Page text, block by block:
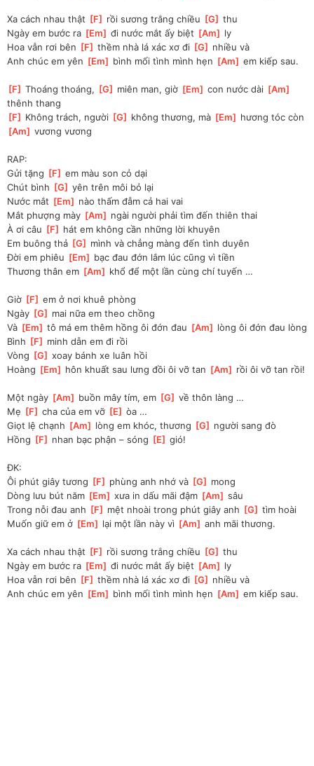
Xa cách nhau thật [F rồi sương trắng chiều [G ] thu
Ngày em bước ra [Em ] đi nước mắt ấy biệt [Am
ly
Hoa vẫn rơi bên [F ] thềm nhà lá xác xơ đi [G
nhiều và
Anh chúc em yên [Em bình mối tình mình hẹn [Am ] em kiếp sau.
[F ] Thoáng thoáng, [G miên man, giờ [Em ] con nước dài [Am
thênh thang
[F Không trách, người [G không thương, mà [Em hương tóc còn
Am
] vương vương
RAP:
Gửi tặng [F ] em màu son cỏ dại
Chút bình [G ] yên trên môi bỏ lại
Nước mắt [Em
nào thấm đẫm cả hai vai
Mắt phượng mày [Am
ngài người phải tìm đến thiên thai
À ơi câu [F
hát em không cần những lời khuyên
Em buông thả [G
mình và chẳng màng đến tình duyên
Đời em phiêu [Em
bạc đau đớn lắm lúc cũng vì tiền
Thương thân em [Am khổ để một lần cùng chí tuyến …
Giờ [F ] em ở nơi khuê phòng
Ngày [G
mai nữa em theo chồng
Và [Em ] tô má em thêm hồng ôi đớn đau [Am
lòng ôi đớn đau lòng
Bình [F
minh dẫn em đi rồi
Vòng [G ] xoay bánh xe luân hồi
Hoàng [Em hôn khuất sau lưng đồi ôi vỡ tan [Am rồi ôi vỡ tan rồi!
Một ngày [Am buồn mây tím, em [G ] về thôn làng …
Mẹ [F ] cha của em vỡ [E ] òa …
Giọt lệ chạnh [Am lòng em khóc, thương [G
người sang đò
Hồng [F nhan bạc phận – sóng [E ] gió!
ĐK:
Ôi phút giây tương [F phùng anh nhớ và [G
mong
Dòng lưu bút năm [Em ] xưa in dấu mãi đậm [Am ] sâu
Trong nỗi đau anh [F mệt nhoài trong phút giây anh [G ] tìm hoài
Muốn giữ em ở [Em lại một lần này vì [Am ] anh mãi thương.
Xa cách nhau thật [F rồi sương trắng chiều [G ] thu
Ngày em bước ra [Em ] đi nước mắt ấy biệt [Am
ly
Hoa vẫn rơi bên [F ] thềm nhà lá xác xơ đi [G
nhiều và
Anh chúc em yên [Em bình mối tình mình hẹn [Am ] em kiếp sau.